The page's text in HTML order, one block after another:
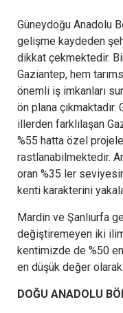
Güneydoğu Anadolu
gelişme kaydeden
dikkat çekmektedir.
Gaziantep, hem
önemli iş imkanları
ön plana çıkmaktadır.
illerden farklılaşan
%55 hatta özel
rastlanabilmektedir.
oran %35 ler
kenti karakterini
Mardin ve Şanlıurfa
değiştiremeyen iki
kentimizde de %50
en düşük değer
DOĞU ANADOLU